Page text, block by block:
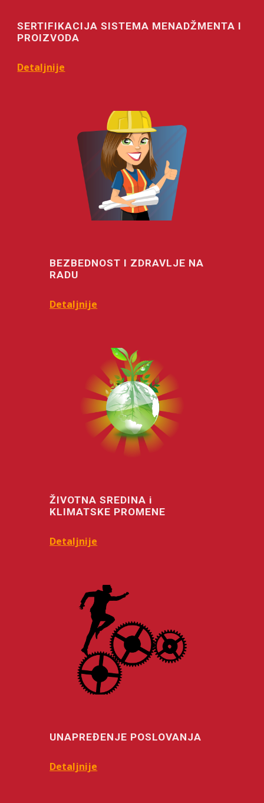
SERTIFIKACIJA SISTEMA MENADŽMENTA I
PROIZVODA
Detaljnije
BEZBEDNOST I ZDRAVLJE NA
RADU
Detaljnije
ŽIVOTNA SREDINA i
KLIMATSKE PROMENE
Detaljnije
UNAPREĐENJE POSLOVANJA
Detaljnije